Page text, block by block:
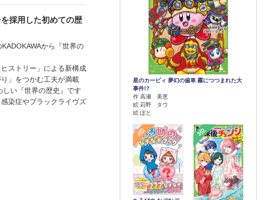
採用した初めての歴
から『世界の
ストリー」による新構成
」をつかむ工夫が満載
い『世界の歴史』です
染症やブラックライヴズ
星のカービィ 夢幻の歯車 霧につつまれた大
事件!?
作 高瀬 美恵
絵 苅野 タウ
絵 ぽと
2位 3位